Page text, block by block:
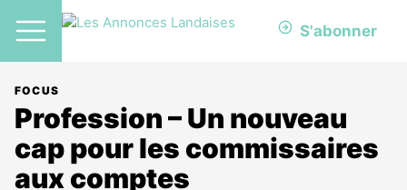
S'abonner
FOCUS
Profession – Un nouveau
cap pour les commissaires
aux comptes